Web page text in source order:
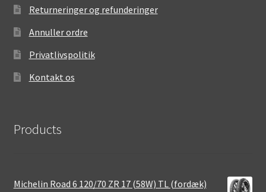
Returneringer og refunderinger
Annuller ordre
Privatlivspolitik
Kontakt os
Products
Michelin Road 6 120/70 ZR 17 (58W) TL (fordæk)